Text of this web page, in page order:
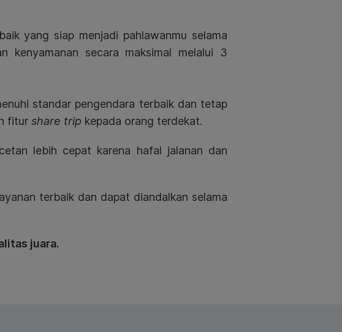
yang siap menjadi pahlawanmu selama
kenyamanan secara maksimal melalui 3
standar pengendara terbaik dan tetap
fitur share trip kepada orang terdekat.
lebih cepat karena hafal jalanan dan
terbaik dan dapat diandalkan selama
juara.